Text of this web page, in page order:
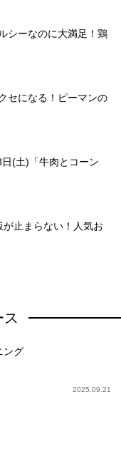
シーなのに大満足！鶏
セになる！ピーマンの
日(土)「牛肉とコーン
が止まらない！人気お
ング
2025.09.21